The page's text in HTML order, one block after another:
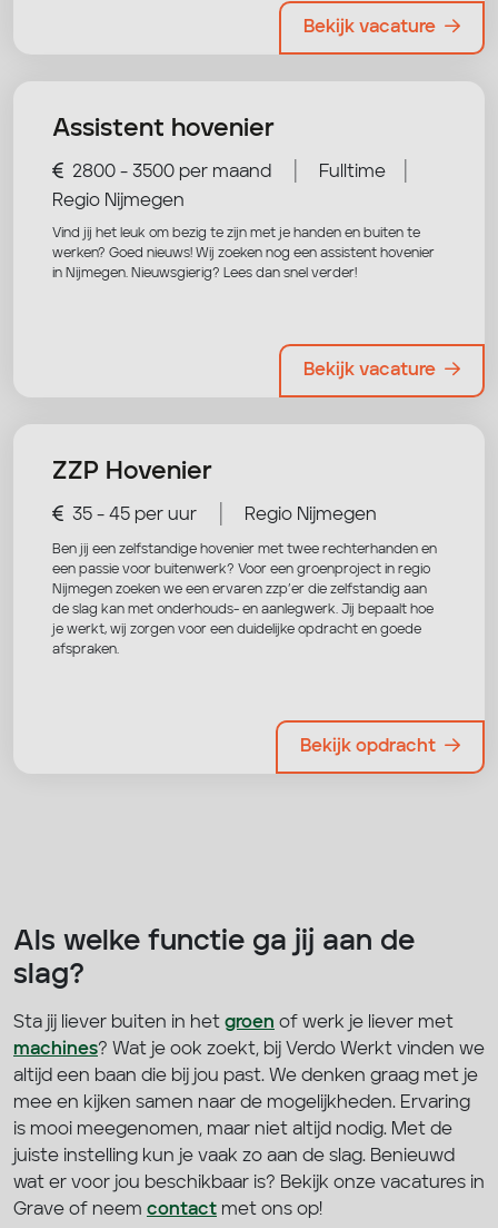
Bekijk vacature
Assistent hovenier
2800 - 3500 per maand Fulltime
Regio Nijmegen
Vind jij het leuk om bezig te zijn met je handen en buiten te
werken? Goed nieuws! Wij zoeken nog een assistent hovenier
in Nijmegen. Nieuwsgierig? Lees dan snel verder!
Bekijk vacature
ZZP Hovenier
35 - 45 per uur Regio Nijmegen
Ben jij een zelfstandige hovenier met twee rechterhanden en
een passie voor buitenwerk? Voor een groenproject in regio
Nijmegen zoeken we een ervaren zzp’er die zelfstandig aan
de slag kan met onderhouds- en aanlegwerk. Jij bepaalt hoe
je werkt, wij zorgen voor een duidelijke opdracht en goede
afspraken.
Bekijk opdracht
Als welke functie ga jij aan de
slag?
Sta jij liever buiten in het groen of werk je liever met
machines? Wat je ook zoekt, bij Verdo Werkt vinden we
altijd een baan die bij jou past. We denken graag met je
mee en kijken samen naar de mogelijkheden. Ervaring
is mooi meegenomen, maar niet altijd nodig. Met de
juiste instelling kun je vaak zo aan de slag. Benieuwd
wat er voor jou beschikbaar is? Bekijk onze vacatures in
Grave of neem contact met ons op!